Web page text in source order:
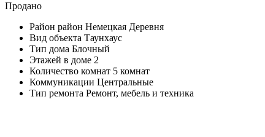
Продано
Район район Немецкая Деревня
Вид объекта Таунхаус
Тип дома Блочный
Этажей в доме 2
Количество комнат 5 комнат
Коммуникации Центральные
Тип ремонта Ремонт, мебель и техника